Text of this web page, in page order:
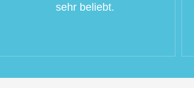
sehr beliebt.